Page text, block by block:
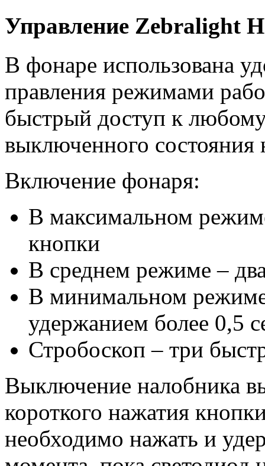
Управление Zebralight
В фонаре использована
правления режимами
быстрый доступ к
выключенного состояния
Включение фонаря:
В максимальном
кнопки
В среднем режиме –
В минимальном
удержанием более 0,5
Стробоскоп – три
Выключение налобника
короткого нажатия
необходимо нажать и